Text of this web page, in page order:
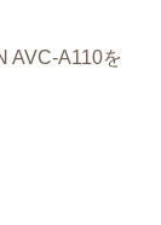
AVC-A110を